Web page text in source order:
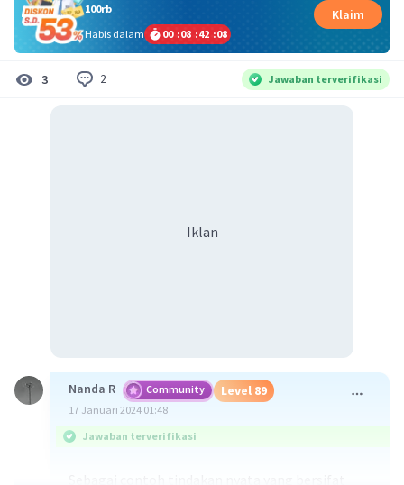
100rb
Habis dalam
00 :08 :42 :08
Klaim
3 2 Jawaban terverifikasi
Iklan
Nanda R Community Level 89
17 Januari 2024 01:48
Jawaban terverifikasi